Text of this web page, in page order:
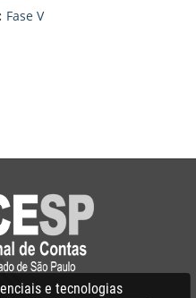
Fase V
e tecnologias